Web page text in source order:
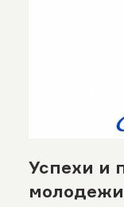
Успехи и
молодежи